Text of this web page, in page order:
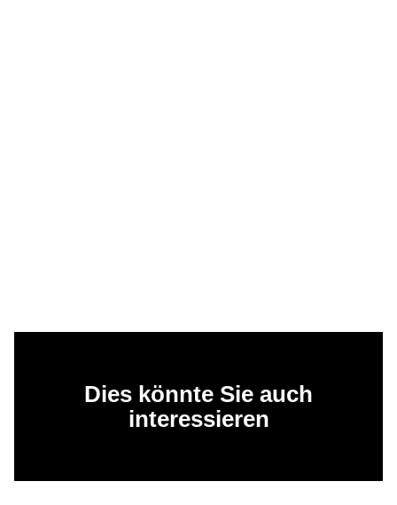
Dies könnte Sie auch
interessieren